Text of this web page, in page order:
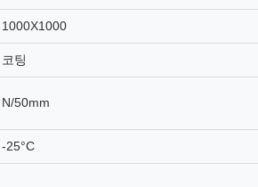
1000X1000
코팅
N/50mm
-25°C